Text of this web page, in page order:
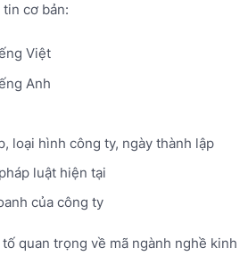
cơ bản:
Việt
Anh
loại hình công ty, ngày thành lập
luật hiện tại
của công ty
quan trọng về mã ngành nghề kinh